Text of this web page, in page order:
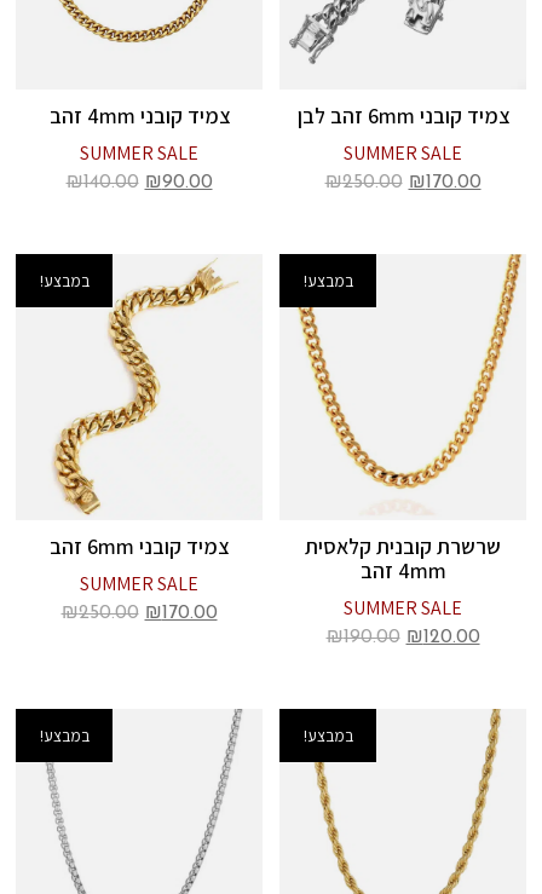
צמיד קובני 6mm זהב לבן
SUMMER SALE
₪ 170.00
₪250.00
צמיד קובני 4mm זהב
SUMMER SALE
₪90.00
₪140.00
במבצע!
שרשרת קובנית קלאסית
4mm זהב
SUMMER SALE
₪ 120.00
₪190.00
במבצע!
צמיד קובני 6mm זהב
SUMMER SALE
₪ 170.00
₪250.00
במבצע! במבצע!